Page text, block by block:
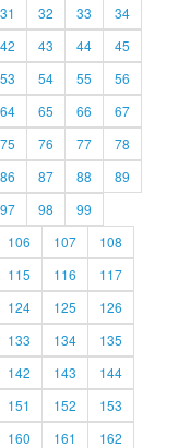
31 32 33
34
42 43 44
45
53 54 55
56
64 65 66
67
75 76 77
78
86 87 88
89
97 98
99
106 107
108
115 116
117
124 125
126
133 134
135
142 143
144
151 152
153
160 161
162